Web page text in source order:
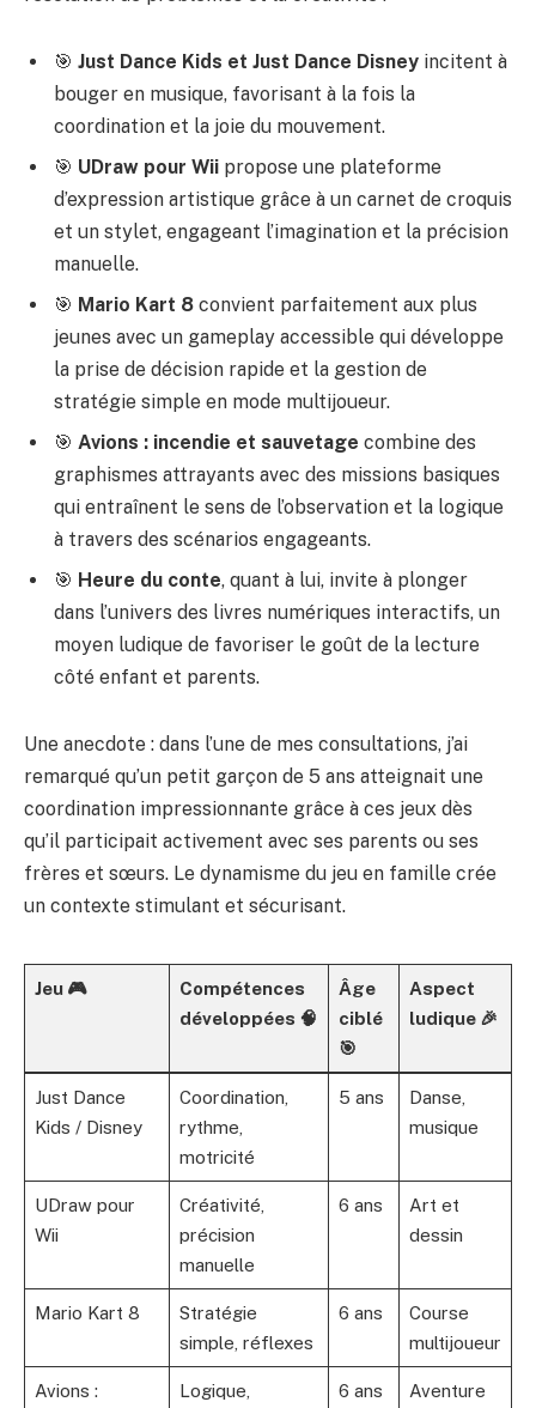
🎯 Just Dance Kids et Just Dance Disney incitent à
bouger en musique, favorisant à la fois la
coordination et la joie du mouvement.
🎯 UDraw pour Wii propose une plateforme
d’expression artistique grâce à un carnet de croquis
et un stylet, engageant l’imagination et la précision
manuelle.
🎯 Mario Kart 8 convient parfaitement aux plus
jeunes avec un gameplay accessible qui développe
la prise de décision rapide et la gestion de
stratégie simple en mode multijoueur.
🎯 Avions : incendie et sauvetage combine des
graphismes attrayants avec des missions basiques
qui entraînent le sens de l’observation et la logique
à travers des scénarios engageants.
🎯 Heure du conte, quant à lui, invite à plonger
dans l’univers des livres numériques interactifs, un
moyen ludique de favoriser le goût de la lecture
côté enfant et parents.
Une anecdote : dans l’une de mes consultations, j’ai
remarqué qu’un petit garçon de 5 ans atteignait une
coordination impressionnante grâce à ces jeux dès
qu’il participait activement avec ses parents ou ses
frères et sœurs. Le dynamisme du jeu en famille crée
un contexte stimulant et sécurisant.
Jeu 🎮
Compétences
développées 🧠
Âge
ciblé
🎯
Aspect
ludique 🎉
Just Dance
Kids / Disney
Coordination,
rythme,
motricité
5 ans
Danse,
musique
UDraw pour
Wii
Créativité,
précision
manuelle
6 ans
Art et
dessin
Mario Kart 8
Stratégie
simple, réflexes
6 ans
Course
multijoueur
Avions :
Logique,
6 ans Aventure